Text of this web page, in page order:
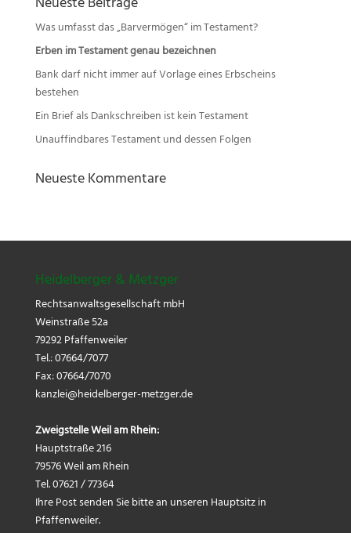
Was umfasst das „Barvermögen“ im Testament?
Erben im Testament genau bezeichnen
Bank darf nicht immer auf Vorlage eines Erbscheins
bestehen
Ein Brief als Dankschreiben ist kein Testament
Unauffindbares Testament und dessen Folgen
Neueste Kommentare
Heidelberger & Metzger
Rechtsanwaltsgesellschaft mbH
Weinstraße 52a
79292 Pfaffenweiler
Tel.: 07664/7077
Fax: 07664/7070
kanzlei@heidelberger-metzger.de
Zweigstelle Weil am Rhein:
Hauptstraße 216
79576 Weil am Rhein
Tel. 07621 / 77364
Ihre Post senden Sie bitte an unseren Hauptsitz in
Pfaffenweiler.